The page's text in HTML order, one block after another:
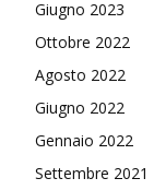
Giugno 2023
Ottobre 2022
Agosto 2022
Giugno 2022
Gennaio 2022
Settembre 2021